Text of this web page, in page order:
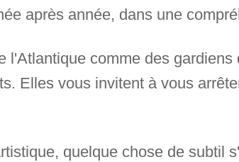
après année, dans une
l'Atlantique comme des
Elles vous invitent à vous
quelque chose de subtil